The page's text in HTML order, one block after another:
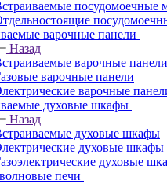
посудомоечные
варочные панели
Назад
варочные панели
варочные панели
варочные
духовые шкафы
Назад
духовые шкафы
духовые шкафы
духовые
печи